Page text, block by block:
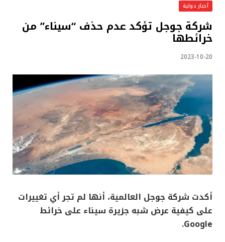
أخبار دولية
شركة جوجل تؤكد عدم حذف “سيناء” من
خرائطها
2023-10-20
أكدت شركة جوجل العالمية، أنها لم تجر أي تغييرات
على كيفية عرض شبه جزيرة سيناء على خرائط
Google.